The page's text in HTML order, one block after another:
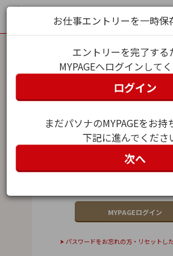
MYPAGEログイン
パスワード
パスワードをお忘れの方・リセットし
お仕事エントリーを一時保
エントリーを完了する
MYPAGEへログインしてく
ログイン
まだパソナのMYPAGEをお持
下記に進んでくださ
次へ